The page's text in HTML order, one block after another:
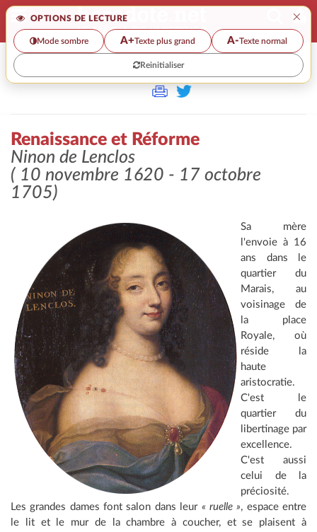
OPTIONS DE LECTURE ×
Mode sombre A+Texte plus grand A-Texte normal
Reinitialiser
>>
Renaissance et Réforme
Ninon de Lenclos
( 10 novembre 1620 - 17 octobre
1705)
Sa mère
l'envoie à 16
ans dans le
quartier du
Marais, au
voisinage de
la place
Royale, où
réside la
haute
aristocratie.
C'est le
quartier du
libertinage par
excellence.
C'est aussi
celui de la
préciosité.
Les grandes dames font salon dans leur « ruelle », espace entre
le lit et le mur de la chambre à coucher, et se plaisent à